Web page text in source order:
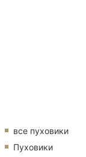
все пуховики
Пуховики